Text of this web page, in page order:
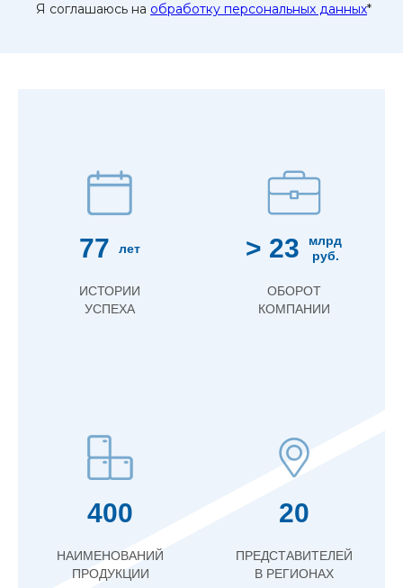
Я соглашаюсь на обработку персональных данных*
77 лет
ИСТОРИИ
УСПЕХА
> 23
млрд
руб.
ОБОРОТ
КОМПАНИИ
400
НАИМЕНОВАНИЙ
ПРОДУКЦИИ
20
ПРЕДСТАВИТЕЛЕЙ
В РЕГИОНАХ